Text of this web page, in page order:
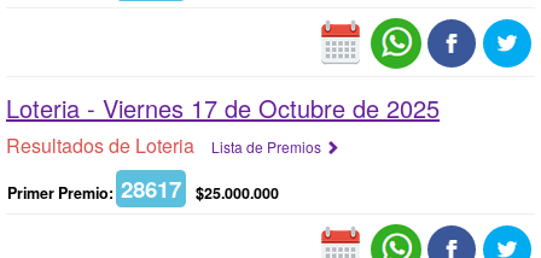
Loteria - Viernes 17 de Octubre de 2025
Resultados de Loteria Lista de Premios
Primer Premio: 28617 $25.000.000